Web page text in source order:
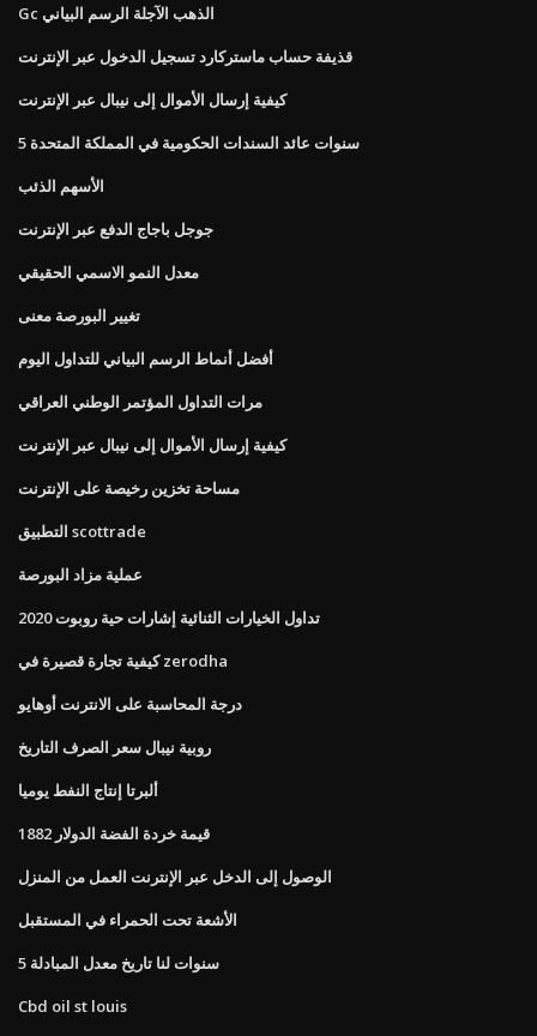
Gc الذهب الآجلة الرسم البياني
قذيفة حساب ماستركارد تسجيل الدخول عبر الإنترنت
كيفية إرسال الأموال إلى نيبال عبر الإنترنت
5 سنوات عائد السندات الحكومية في المملكة المتحدة
الأسهم الذئب
جوجل باجاج الدفع عبر الإنترنت
معدل النمو الاسمي الحقيقي
تغيير البورصة معنى
أفضل أنماط الرسم البياني للتداول اليوم
مرات التداول المؤتمر الوطني العراقي
كيفية إرسال الأموال إلى نيبال عبر الإنترنت
مساحة تخزين رخيصة على الإنترنت
التطبيق scottrade
عملية مزاد البورصة
تداول الخيارات الثنائية إشارات حية روبوت 2020
كيفية تجارة قصيرة في zerodha
درجة المحاسبة على الانترنت أوهايو
روبية نيبال سعر الصرف التاريخ
ألبرتا إنتاج النفط يوميا
1882 قيمة خردة الفضة الدولار
الوصول إلى الدخل عبر الإنترنت العمل من المنزل
الأشعة تحت الحمراء في المستقبل
5 سنوات لنا تاريخ معدل المبادلة
Cbd oil st louis